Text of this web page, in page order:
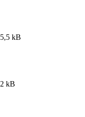
kB
kB